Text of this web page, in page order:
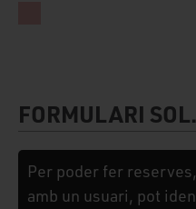
FORMULARI
Per poder fer
amb un usuari, pot